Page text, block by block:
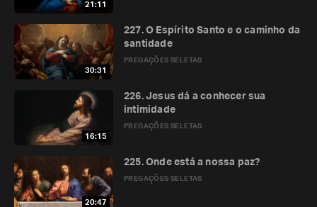
21:11
30:31
PREGAÇÕES SELETAS
227. O Espírito Santo e o caminho da
santidade
16:15
PREGAÇÕES SELETAS
226. Jesus dá a conhecer sua
intimidade
20:47
PREGAÇÕES SELETAS
225. Onde está a nossa paz?